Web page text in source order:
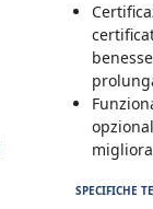
SPECIFICHE